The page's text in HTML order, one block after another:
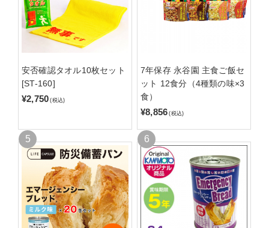
安否確認タオル10枚セット
[ST-160]
¥2,750 (税込)
7年保存 永谷園 主食ご飯セ
ット 12食分（4種類の味×3
食）
¥8,856 (税込)